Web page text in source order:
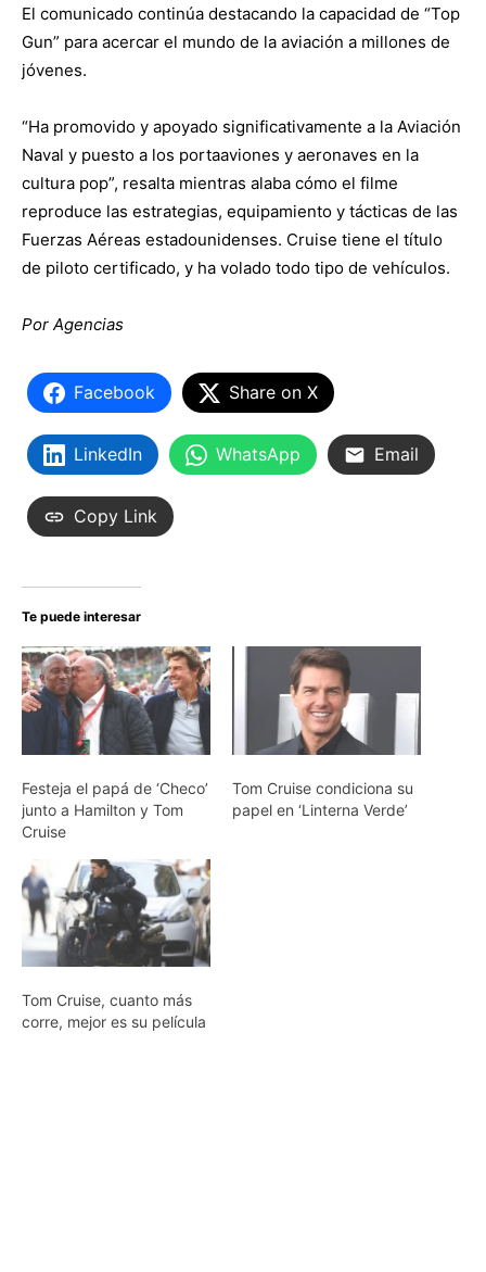
El comunicado continúa destacando la capacidad de “Top
Gun” para acercar el mundo de la aviación a millones de
jóvenes.
“Ha promovido y apoyado significativamente a la Aviación
Naval y puesto a los portaaviones y aeronaves en la
cultura pop”, resalta mientras alaba cómo el filme
reproduce las estrategias, equipamiento y tácticas de las
Fuerzas Aéreas estadounidenses. Cruise tiene el título
de piloto certificado, y ha volado todo tipo de vehículos.
Por Agencias
Facebook Share on X
LinkedIn WhatsApp Email
Copy Link
Te puede interesar
Festeja el papá de ‘Checo’
junto a Hamilton y Tom
Cruise
Tom Cruise condiciona su
papel en ‘Linterna Verde’
Tom Cruise, cuanto más
corre, mejor es su película